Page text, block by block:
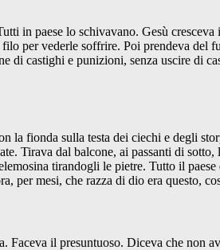
in paese lo schivavano. Gesù
per vederle soffrire. Poi prendeva
di castighi e punizioni, senza uscire di
fionda sulla testa dei ciechi e degli
Tirava dal balcone, ai passanti di
tirandogli le pietre. Tutto il
per mesi, che razza di dio era questo,
il presuntuoso. Diceva che non